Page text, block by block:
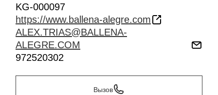
KG-000097
https://www.ballena-alegre.com
ALEX.TRIAS@BALLENA-
ALEGRE.COM
972520302
Вызов